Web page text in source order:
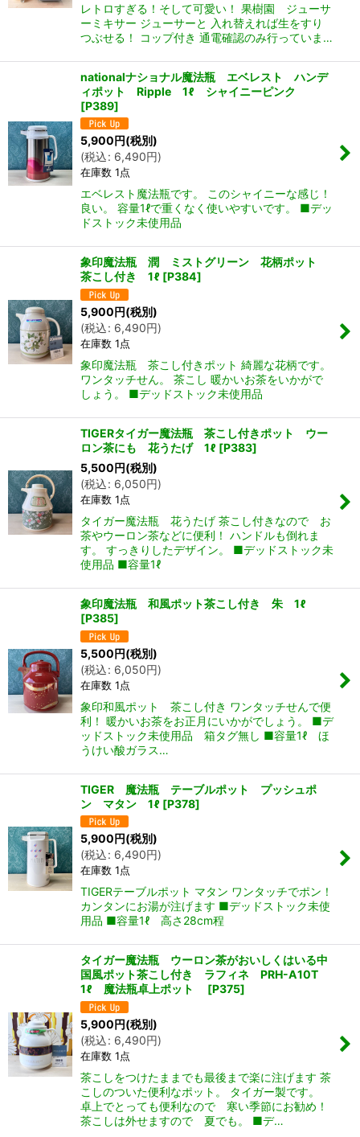
レトロすぎる！そして可愛い！ 果樹園 ジューサ
ーミキサー ジューサーと 入れ替えれば生をすり
つぶせる！ コップ付き 通電確認のみ行っていま…
nationalナショナル魔法瓶 エベレスト ハンデ
ィポット Ripple 1ℓ シャイニーピンク
[P389]
5,900円(税別)
(税込: 6,490円)
在庫数 1点
エベレスト魔法瓶です。 このシャイニーな感じ！
良い。 容量1ℓで重くなく使いやすいです。 ■デッ
ドストック未使用品
象印魔法瓶 潤 ミストグリーン 花柄ポット
茶こし付き 1ℓ [P384]
5,900円(税別)
(税込: 6,490円)
在庫数 1点
象印魔法瓶 茶こし付きポット 綺麗な花柄です。
ワンタッチせん。 茶こし 暖かいお茶をいかがで
しょう。 ■デッドストック未使用品
TIGERタイガー魔法瓶 茶こし付きポット ウー
ロン茶にも 花うたげ 1ℓ [P383]
5,500円(税別)
(税込: 6,050円)
在庫数 1点
タイガー魔法瓶 花うたげ 茶こし付きなので お
茶やウーロン茶などに便利！ ハンドルも倒れま
す。 すっきりしたデザイン。 ■デッドストック未
使用品 ■容量1ℓ
象印魔法瓶 和風ポット茶こし付き 朱 1ℓ
[P385]
5,500円(税別)
(税込: 6,050円)
在庫数 1点
象印和風ポット 茶こし付き ワンタッチせんで便
利！ 暖かいお茶をお正月にいかがでしょう。 ■デ
ッドストック未使用品 箱タグ無し ■容量1ℓ ほ
うけい酸ガラス…
TIGER 魔法瓶 テーブルポット プッシュポ
ン マタン 1ℓ [P378]
5,900円(税別)
(税込: 6,490円)
在庫数 1点
TIGERテーブルポット マタン ワンタッチでポン！
カンタンにお湯が注げます ■デッドストック未使
用品 ■容量1ℓ 高さ28cm程
タイガー魔法瓶 ウーロン茶がおいしくはいる中
国風ポット茶こし付き ラフィネ PRH-A10T
1ℓ 魔法瓶卓上ポット
[P375]
5,900円(税別)
(税込: 6,490円)
在庫数 1点
茶こしをつけたままでも最後まで楽に注げます 茶
こしのついた便利なポット。 タイガー製です。
卓上でとっても便利なので 寒い季節にお勧め！
茶こしは外せますので 夏でも。 ■デ…